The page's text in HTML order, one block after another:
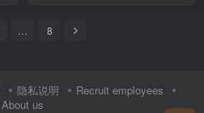
8
隐私说明
Recruit employees
About us